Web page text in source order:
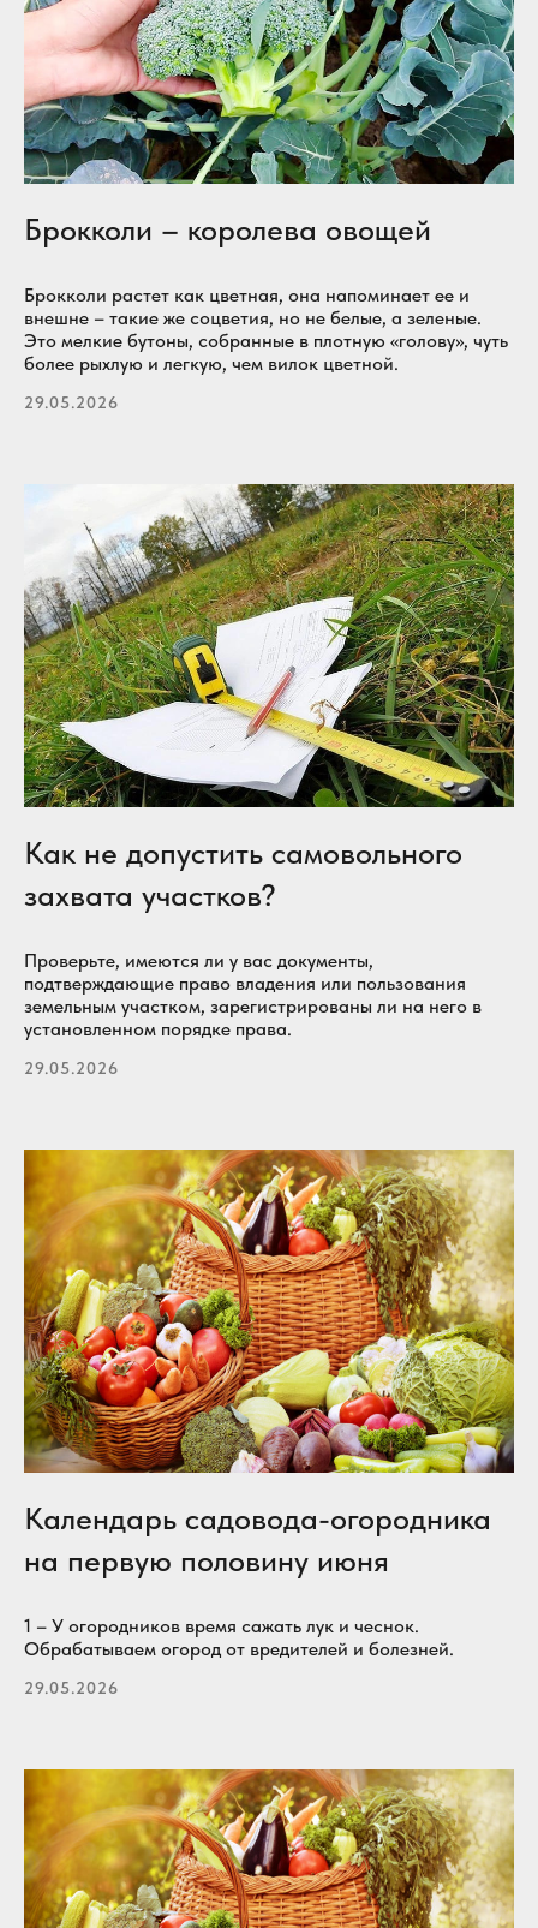
Брокколи – королева овощей
Брокколи растет как цветная, она напоминает ее и
внешне – такие же соцветия, но не белые, а зеленые.
Это мелкие бутоны, собранные в плотную «голову», чуть
более рыхлую и легкую, чем вилок цветной.
29.05.2026
Как не допустить самовольного
захвата участков?
Проверьте, имеются ли у вас документы,
подтверждающие право владения или пользования
земельным участком, зарегистрированы ли на него в
установленном порядке права.
29.05.2026
Календарь садовода-огородника
на первую половину июня
1 – У огородников время сажать лук и чеснок.
Обрабатываем огород от вредителей и болезней.
29.05.2026